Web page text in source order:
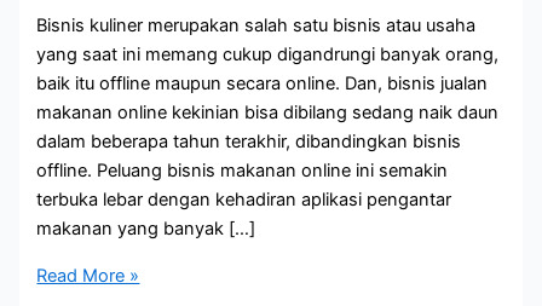
Bisnis kuliner merupakan salah satu bisnis atau usaha
yang saat ini memang cukup digandrungi banyak orang,
baik itu offline maupun secara online. Dan, bisnis jualan
makanan online kekinian bisa dibilang sedang naik daun
dalam beberapa tahun terakhir, dibandingkan bisnis
offline. Peluang bisnis makanan online ini semakin
terbuka lebar dengan kehadiran aplikasi pengantar
makanan yang banyak […]
5+1
Read More »